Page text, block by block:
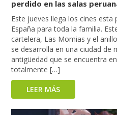
perdido en las salas
Este jueves llega los cines
España para toda la familia.
cartelera, Las Momias y el
se desarrolla en una ciudad de
antigüedad que se encuentra
totalmente […]
LEER MÁS